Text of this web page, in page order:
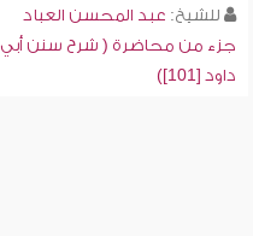
للشيخ: عبد المحسن العباد
جزء من محاضرة ( شرح سنن أبي
داود [101])